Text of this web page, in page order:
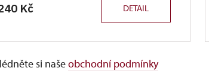
Kč DETAIL
si našeobchodní podmínky